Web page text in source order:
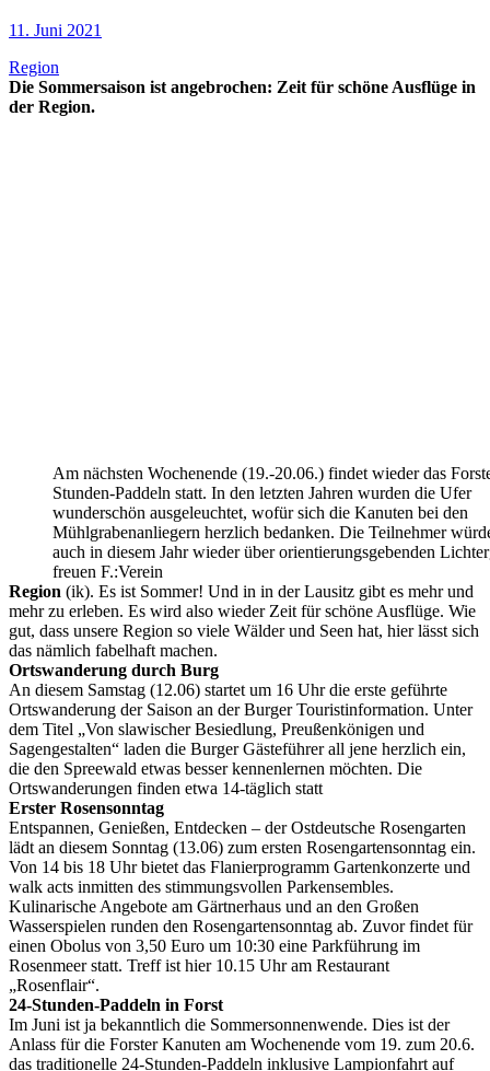
11. Juni 2021
Region
Die Sommersaison ist angebrochen: Zeit für schöne Ausflüge in
der Region.
Am nächsten Wochenende (19.-20.06.) findet wieder das
Stunden-Paddeln statt. In den letzten Jahren wurden die Ufer
wunderschön ausgeleuchtet, wofür sich die Kanuten bei den
Mühlgrabenanliegern herzlich bedanken. Die Teilnehmer
auch in diesem Jahr wieder über orientierungsgebenden
freuen F.:Verein
Region (ik). Es ist Sommer! Und in in der Lausitz gibt es mehr und
mehr zu erleben. Es wird also wieder Zeit für schöne Ausflüge. Wie
gut, dass unsere Region so viele Wälder und Seen hat, hier lässt sich
das nämlich fabelhaft machen.
Ortswanderung durch Burg
An diesem Samstag (12.06) startet um 16 Uhr die erste geführte
Ortswanderung der Saison an der Burger Touristinformation. Unter
dem Titel „Von slawischer Besiedlung, Preußenkönigen und
Sagengestalten“ laden die Burger Gästeführer all jene herzlich ein,
die den Spreewald etwas besser kennenlernen möchten. Die
Ortswanderungen finden etwa 14-täglich statt
Erster Rosensonntag
Entspannen, Genießen, Entdecken – der Ostdeutsche Rosengarten
lädt an diesem Sonntag (13.06) zum ersten Rosengartensonntag ein.
Von 14 bis 18 Uhr bietet das Flanierprogramm Gartenkonzerte und
walk acts inmitten des stimmungsvollen Parkensembles.
Kulinarische Angebote am Gärtnerhaus und an den Großen
Wasserspielen runden den Rosengartensonntag ab. Zuvor findet für
einen Obolus von 3,50 Euro um 10:30 eine Parkführung im
Rosenmeer statt. Treff ist hier 10.15 Uhr am Restaurant
„Rosenflair“.
24-Stunden-Paddeln in Forst
Im Juni ist ja bekanntlich die Sommersonnenwende. Dies ist der
Anlass für die Forster Kanuten am Wochenende vom 19. zum 20.6.
das traditionelle 24-Stunden-Paddeln inklusive Lampionfahrt auf